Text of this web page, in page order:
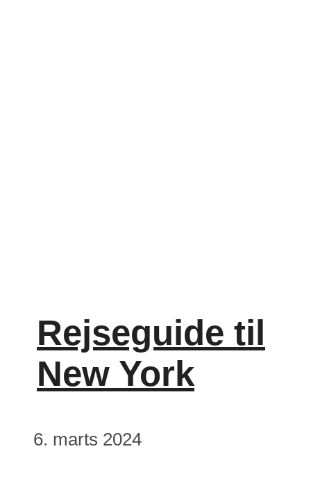
Rejseguide til
New York
6. marts 2024